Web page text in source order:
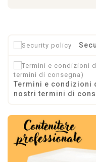
Termini e condizioni
nostri termini di